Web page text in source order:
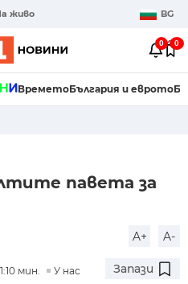
живо BG
0 0
ВреметоБългария и еврото
павета за
A+ A-
мин. У нас Запази